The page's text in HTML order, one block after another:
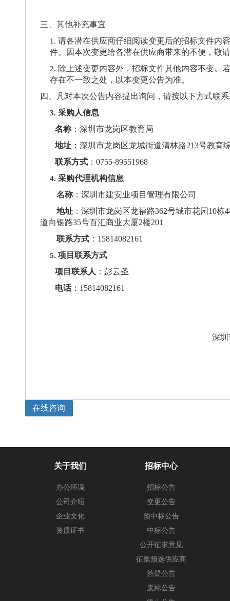
三、其他补充事宜
1. 请各潜在供应商仔细阅读变更后的招标文件内
件。因本次变更给各潜在供应商带来的不便，敬
2. 除上述变更内容外，招标文件其他内容不变。
存在不一致之处，以本变更公告为准。
四、凡对本次公告内容提出询问，请按以下方式联系
3. 采购人信息
名称 ：深圳市龙岗区教育局
地址 ：深圳市龙岗区龙城街道清林路213号教育
联系方式 ： 0755-89551968
4. 采购代理机构信息
名称 ：深圳市建安业项目管理有限公司
地址 ：深圳市龙岗区龙福路362号城市花园10栋
道向银路35号百汇商业大厦2楼201
联系方式 ： 15814082161
5. 项目联系方式
项目联系人 ： 彭云圣
电话： 15814082161
深
在线咨询
关于我们
办公环境
公司介绍
企业文化
资质证书
招标中心
招标公告
变更公告
预中标公告
中标公告
公开征求意见
征集预选供应商
答疑公告
废标公告